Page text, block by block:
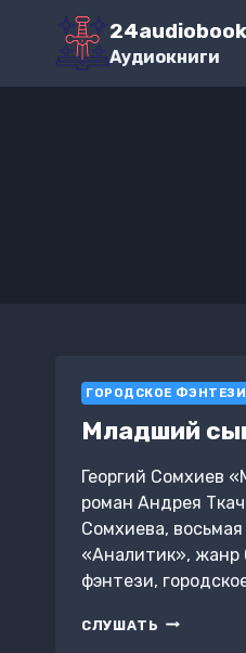
Перейти
содержимомуАудиокниги
ГОРОДСКОЕ ФЭНТЕЗИ
Младший
Георгий Сомхиев
роман Андрея
Сомхиева, восьмая
«Аналитик», жанр
фэнтези,
СЛУШАТЬ МЛАДШИЙ